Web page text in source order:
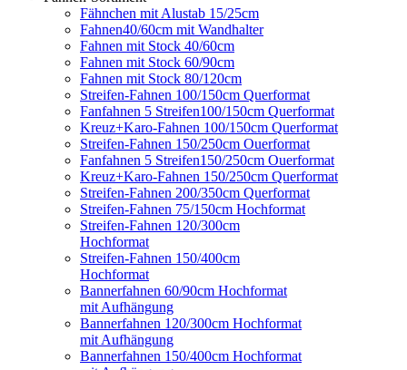
Fähnchen mit Alustab 15/25cm
Fahnen40/60cm mit Wandhalter
Fahnen mit Stock 40/60cm
Fahnen mit Stock 60/90cm
Fahnen mit Stock 80/120cm
Streifen-Fahnen 100/150cm Querformat
Fanfahnen 5 Streifen100/150cm Querformat
Kreuz+Karo-Fahnen 100/150cm Querformat
Streifen-Fahnen 150/250cm Ouerformat
Fanfahnen 5 Streifen150/250cm Ouerformat
Kreuz+Karo-Fahnen 150/250cm Querformat
Streifen-Fahnen 200/350cm Querformat
Streifen-Fahnen 75/150cm Hochformat
Streifen-Fahnen 120/300cm
Hochformat
Streifen-Fahnen 150/400cm
Hochformat
Bannerfahnen 60/90cm Hochformat
mit Aufhängung
Bannerfahnen 120/300cm Hochformat
mit Aufhängung
Bannerfahnen 150/400cm Hochformat